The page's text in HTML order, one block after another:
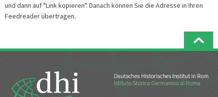
und dann auf "Link kopieren". Danach können Sie die Adresse in Ihren
Feedreader übertragen.